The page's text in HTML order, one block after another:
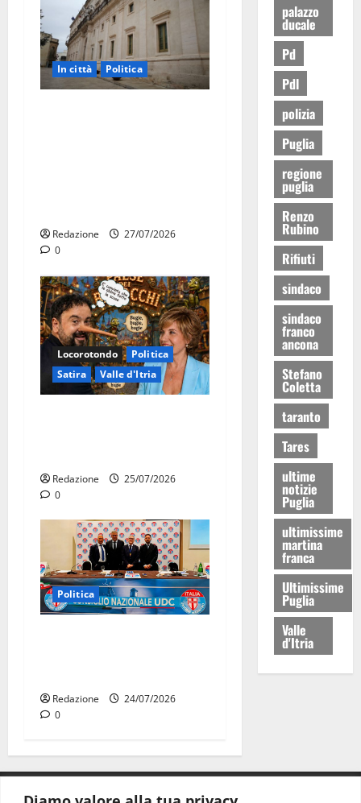
In città Politica
Redazione
27/07/2026
0
Locorotondo
Politica
Satira
Valle d'Itria
Redazione
25/07/2026
0
Politica
Redazione
24/07/2026
0
palazzo
ducale
Pd
Pdl
polizia
Puglia
regione
puglia
Renzo
Rubino
Rifiuti
sindaco
sindaco
franco
ancona
Stefano
Coletta
taranto
Tares
ultime
notizie
Puglia
ultimissime
martina
franca
Ultimissime
Puglia
Valle
d'Itria